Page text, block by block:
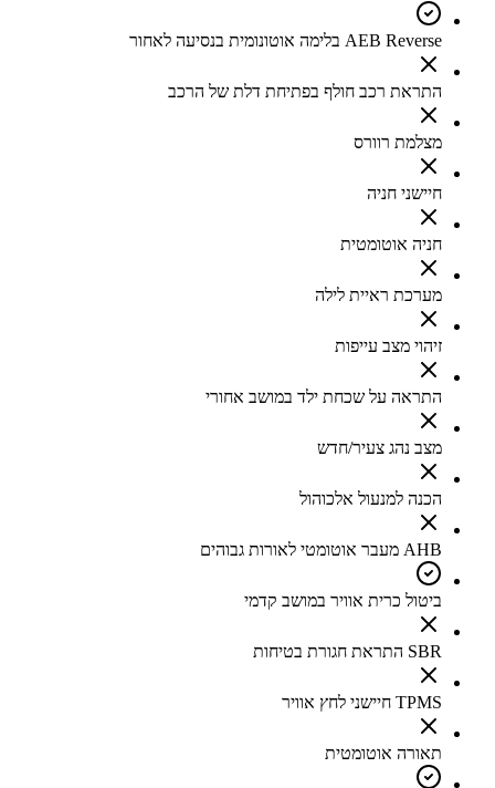
AEB Reverse בלימה אוטונומית בנסיעה לאחור
התראת רכב חולף בפתיחת דלת של הרכב
מצלמת רוורס
חיישני חניה
חניה אוטומטית
מערכת ראיית לילה
זיהוי מצב עייפות
התראה על שכחת ילד במושב אחורי
מצב נהג צעיר/חדש
הכנה למנעול אלכוהול
AHB מעבר אוטומטי לאורות גבוהים
ביטול כרית אוויר במושב קדמי
SBR התראת חגורת בטיחות
TPMS חיישני לחץ אוויר
תאורה אוטומטית